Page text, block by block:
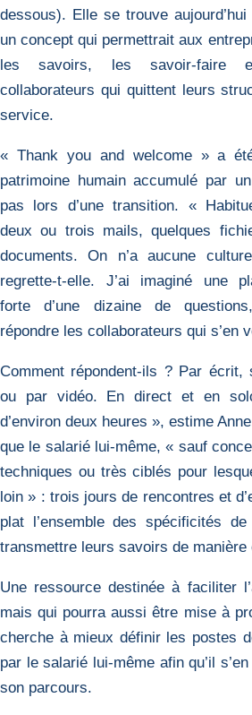
dessous). Elle se trouve
un concept qui permettrait aux
les savoirs, les savoir-faire
collaborateurs qui quittent leurs
service.
« Thank you and welcome » a
patrimoine humain accumulé par
pas lors d’une transition. «
deux ou trois mails, quelques
documents. On n’a aucune
regrette-t-elle. J’ai imaginé une
forte d’une dizaine de
répondre les collaborateurs qui s’en
Comment répondent-ils ? Par écrit,
ou par vidéo. En direct et en
d’environ deux heures », estime
que le salarié lui-même, « sauf
techniques ou très ciblés pour
loin » : trois jours de rencontres et
plat l’ensemble des spécificités
transmettre leurs savoirs de manière
Une ressource destinée à faciliter
mais qui pourra aussi être mise à
cherche à mieux définir les postes
par le salarié lui-même afin qu’il
son parcours.